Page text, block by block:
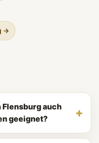
→
auch
geeignet?